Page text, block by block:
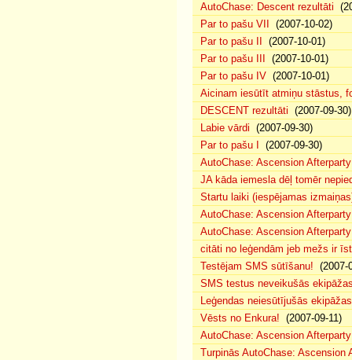
AutoChase: Descent rezultāti
Par to pašu VII
(2007-10-02)
Par to pašu II
(2007-10-01)
Par to pašu III
(2007-10-01)
Par to pašu IV (2007-10-01)
Aicinam iesūtīt atmiņu stāstus,
DESCENT rezultāti (2007-09-30)
Labie vārdi (2007-09-30)
Par to pašu I
(2007-09-30)
AutoChase: Ascension
JA kāda iemesla dēļ tomēr
Startu laiki (iespējamas
AutoChase: Ascension
AutoChase: Ascension
citāti no leģendām jeb mežs ir
Testējam SMS sūtīšanu! (2007-
SMS testus neveikušās
Leģendas neiesūtījušās ekipāžas
Vēsts no Enkura! (2007-09-11)
AutoChase: Ascension
Turpinās AutoChase: Ascension